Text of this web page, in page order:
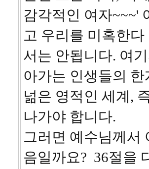
감각적인 여자~~~'
고 우리를 미혹한
서는 안됩니다. 여
아가는 인생들의
넒은 영적인 세계,
나가야 합니다.
그러면 예수님께서
음일까요? 36절을